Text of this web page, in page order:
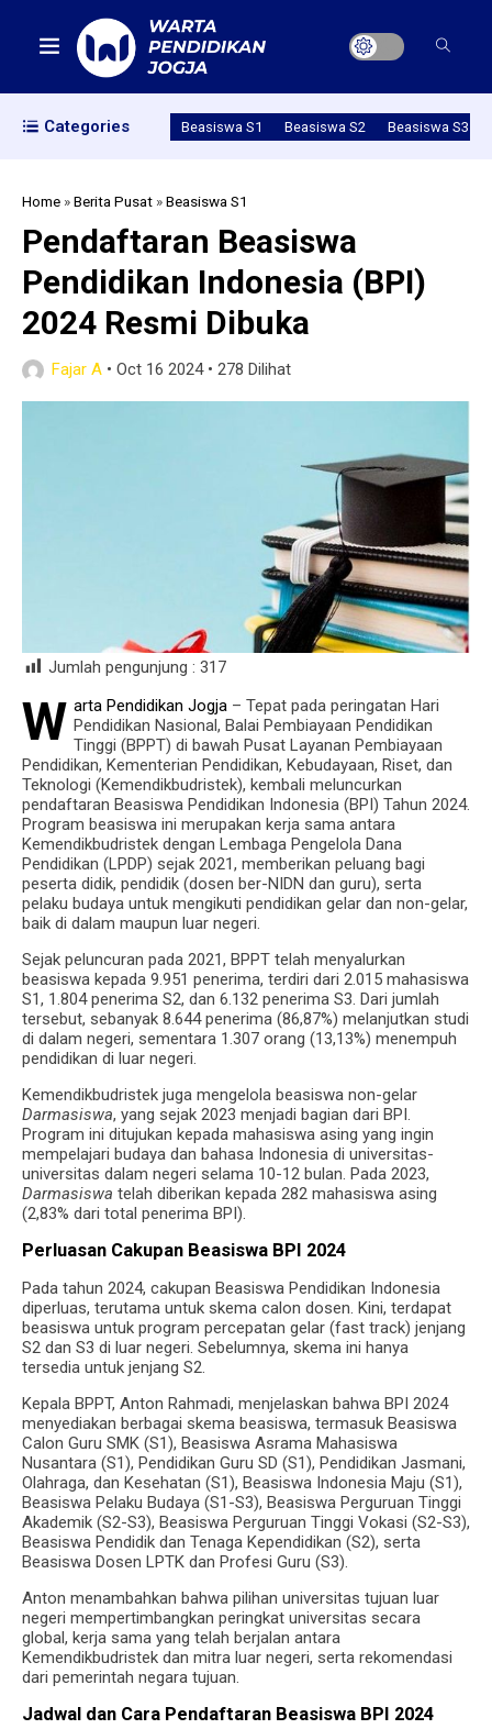
Categories Beasiswa S1 Beasiswa S2 Beasiswa S3
Home »Berita Pusat »Beasiswa S1
Pendaftaran Beasiswa
Pendidikan Indonesia (BPI)
2024 Resmi Dibuka
Fajar A • Oct 16 2024• 278 Dilihat
Jumlah pengunjung : 317
W arta Pendidikan Jogja – Tepat pada peringatan Hari
Pendidikan Nasional, Balai Pembiayaan Pendidikan
Tinggi (BPPT) di bawah Pusat Layanan Pembiayaan
Pendidikan, Kementerian Pendidikan, Kebudayaan, Riset, dan
Teknologi (Kemendikbudristek), kembali meluncurkan
pendaftaran Beasiswa Pendidikan Indonesia (BPI) Tahun 2024.
Program beasiswa ini merupakan kerja sama antara
Kemendikbudristek dengan Lembaga Pengelola Dana
Pendidikan (LPDP) sejak 2021, memberikan peluang bagi
peserta didik, pendidik (dosen ber-NIDN dan guru), serta
pelaku budaya untuk mengikuti pendidikan gelar dan non-gelar,
baik di dalam maupun luar negeri.
Sejak peluncuran pada 2021, BPPT telah menyalurkan
beasiswa kepada 9.951 penerima, terdiri dari 2.015 mahasiswa
S1, 1.804 penerima S2, dan 6.132 penerima S3. Dari jumlah
tersebut, sebanyak 8.644 penerima (86,87%) melanjutkan studi
di dalam negeri, sementara 1.307 orang (13,13%) menempuh
pendidikan di luar negeri.
Kemendikbudristek juga mengelola beasiswa non-gelar
Darmasiswa, yang sejak 2023 menjadi bagian dari BPI.
Program ini ditujukan kepada mahasiswa asing yang ingin
mempelajari budaya dan bahasa Indonesia di universitas-
universitas dalam negeri selama 10-12 bulan. Pada 2023,
Darmasiswa telah diberikan kepada 282 mahasiswa asing
(2,83% dari total penerima BPI).
Perluasan Cakupan Beasiswa BPI 2024
Pada tahun 2024, cakupan Beasiswa Pendidikan Indonesia
diperluas, terutama untuk skema calon dosen. Kini, terdapat
beasiswa untuk program percepatan gelar (fast track) jenjang
S2 dan S3 di luar negeri. Sebelumnya, skema ini hanya
tersedia untuk jenjang S2.
Kepala BPPT, Anton Rahmadi, menjelaskan bahwa BPI 2024
menyediakan berbagai skema beasiswa, termasuk Beasiswa
Calon Guru SMK (S1), Beasiswa Asrama Mahasiswa
Nusantara (S1), Pendidikan Guru SD (S1), Pendidikan Jasmani,
Olahraga, dan Kesehatan (S1), Beasiswa Indonesia Maju (S1),
Beasiswa Pelaku Budaya (S1-S3), Beasiswa Perguruan Tinggi
Akademik (S2-S3), Beasiswa Perguruan Tinggi Vokasi (S2-S3),
Beasiswa Pendidik dan Tenaga Kependidikan (S2), serta
Beasiswa Dosen LPTK dan Profesi Guru (S3).
Anton menambahkan bahwa pilihan universitas tujuan luar
negeri mempertimbangkan peringkat universitas secara
global, kerja sama yang telah berjalan antara
Kemendikbudristek dan mitra luar negeri, serta rekomendasi
dari pemerintah negara tujuan.
Jadwal dan Cara Pendaftaran Beasiswa BPI 2024